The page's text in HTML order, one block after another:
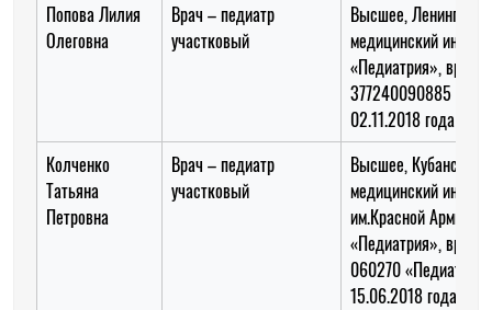
Попова Лилия
Олеговна
Врач – педиатр
участковый
Высшее,
медицинский
«Педиатрия», врач
377240090885
02.11.2018 года
Колченко
Татьяна
Петровна
Врач – педиатр
участковый
Высшее, Кубанский
медицинский
им.Красной Армии
«Педиатрия»,
060270
15.06.2018 года